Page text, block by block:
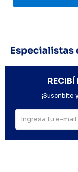
RECIBÍ
¡Suscribite